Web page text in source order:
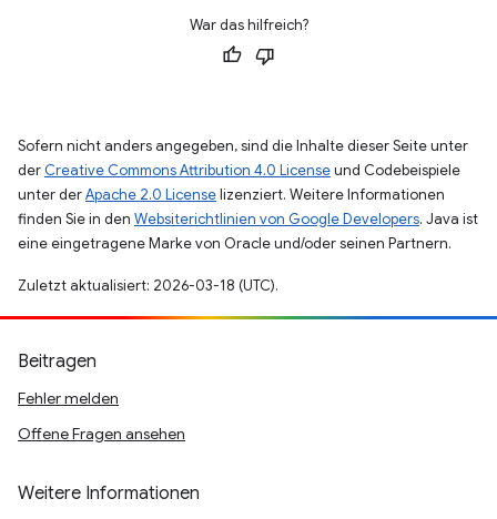
War das hilfreich?
Sofern nicht anders angegeben, sind die Inhalte dieser Seite unter
der Creative Commons Attribution 4.0 Licenseund Codebeispiele
unter derApache 2.0 Licenselizenziert. Weitere Informationen
finden Sie in den Websiterichtlinien von Google Developers. Java ist
eine eingetragene Marke von Oracle und/oder seinen Partnern.
Zuletzt aktualisiert: 2026-03-18 (UTC).
Beitragen
Fehler melden
Offene Fragen ansehen
Weitere Informationen